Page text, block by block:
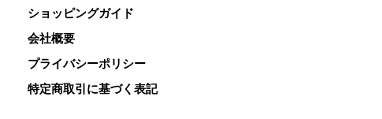
ショッピングガイド
会社概要
プライバシーポリシー
特定商取引に基づく表記